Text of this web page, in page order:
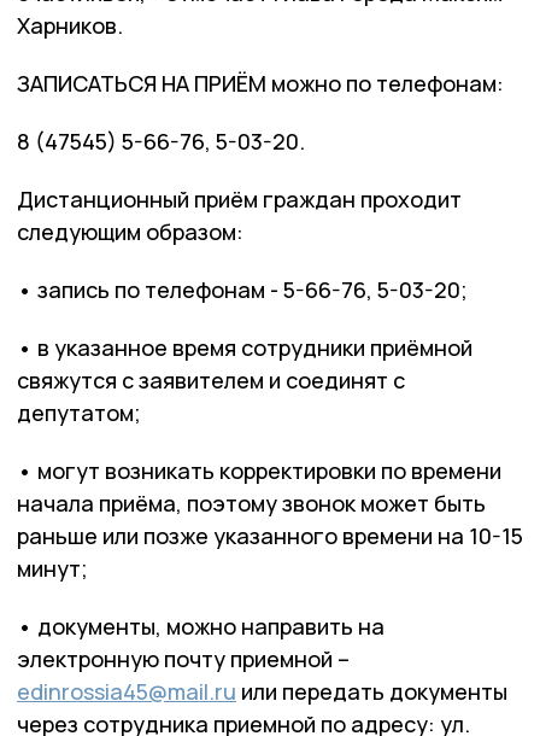
Харников.
ЗАПИСАТЬСЯ НА ПРИЁМ можно по телефонам:
8 (47545) 5-66-76, 5-03-20.
Дистанционный приём граждан проходит
следующим образом:
• запись по телефонам - 5-66-76, 5-03-20;
• в указанное время сотрудники приёмной
свяжутся с заявителем и соединят с
депутатом;
• могут возникать корректировки по времени
начала приёма, поэтому звонок может быть
раньше или позже указанного времени на 10-15
минут;
• документы, можно направить на
электронную почту приемной –
edinrossia45@mail.ru или передать документы
через сотрудника приемной по адресу: ул.